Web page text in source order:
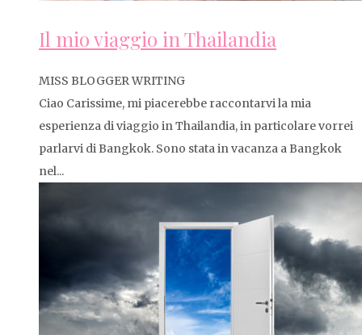
Il mio viaggio in Thailandia
MISS BLOGGER WRITING
Ciao Carissime, mi piacerebbe raccontarvi la mia
esperienza di viaggio in Thailandia, in particolare vorrei
parlarvi di Bangkok. Sono stata in vacanza a Bangkok
nel...